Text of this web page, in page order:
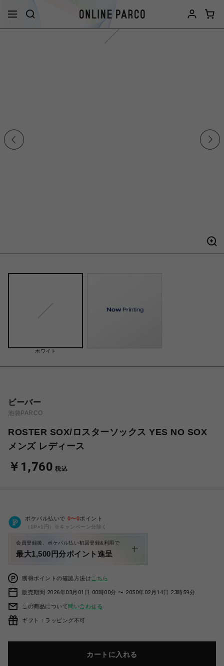
ホワイト
ビーバー
池袋PARCO
ROSTER SOX/ロスターソックス YES NO SOX
メンズ レディース
￥1,760 税込
ポケパル払いで 0〜0ポイント
（1P=1円）※キャンペーン分除く
会員登録後、ポケパル払い初回登録&利用で
最大1,500円分ポイント進呈
獲得ポイントの確認方法は こちら
販売期間 2026年03月01日 00時00分 〜 2050年02月14日 23時59分
この商品について問い合わせる
ギフト：ラッピング不可
カートに入れる